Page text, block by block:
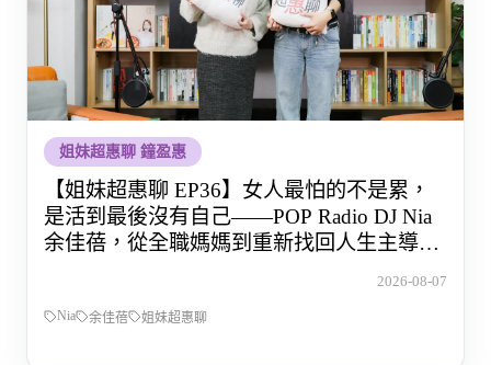
姐妹超惠聊 鐘盈惠
【姐妹超惠聊 EP36】女人最怕的不是累，
是活到最後沒有自己——POP Radio DJ Nia
余佳蓓，從全職媽媽到重新找回人生主導權
2026-08-07
Nia 余佳蓓 姐妹超惠聊